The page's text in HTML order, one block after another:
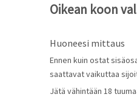
Oikean koon
Huoneesi mittaus
Ennen kuin ostat
saattavat vaikuttaa
Jätä vähintään 18